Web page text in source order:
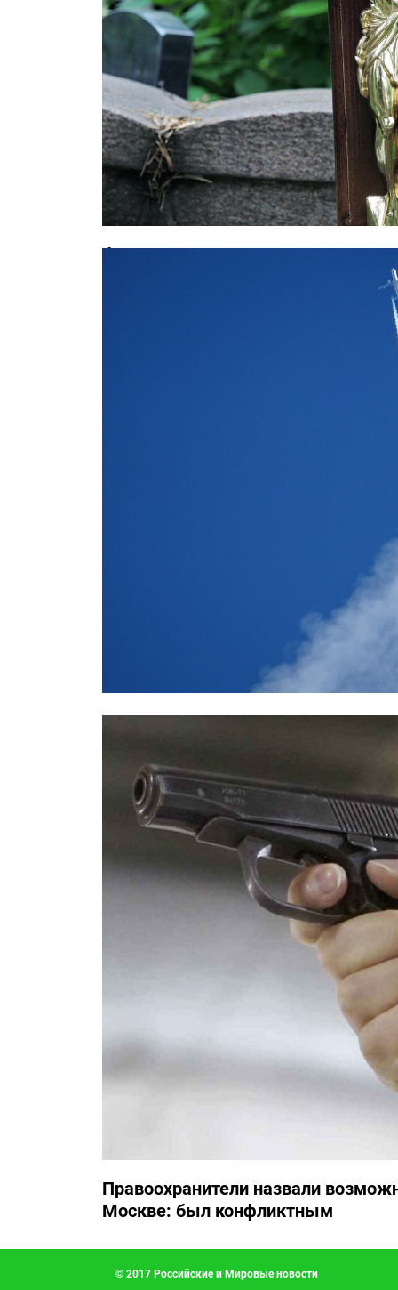
Фатальное совпадение: москвич
СМИ: над Ростовом-на-Дону едва
Правоохранители назвали
Москве: был конфликтным
© 2017 Российские и Мировые новости